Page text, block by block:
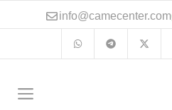
info@camecenter.com